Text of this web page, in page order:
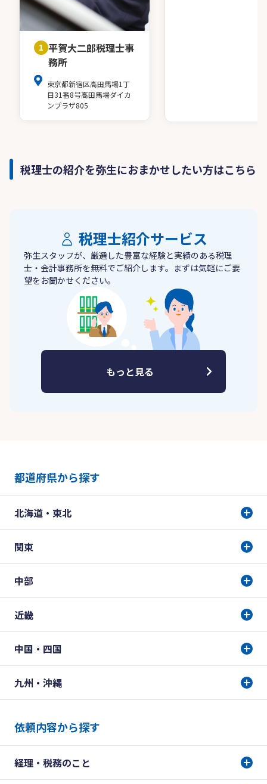
1 平賀大二郎税理士事
務所
東京都新宿区高田馬場1丁
目31番8号高田馬場ダイカ
ンプラザ805
税理士の紹介を弥生におまかせしたい方はこちら
税理士紹介サービス
弥生スタッフが、厳選した豊富な経験と実績のある税理
士・会計事務所を無料でご紹介します。まずは気軽にご要
望をお聞かせください。
もっと見る
都道府県から探す
北海道・東北
関東
中部
近畿
中国・四国
九州・沖縄
依頼内容から探す
経理・税務のこと